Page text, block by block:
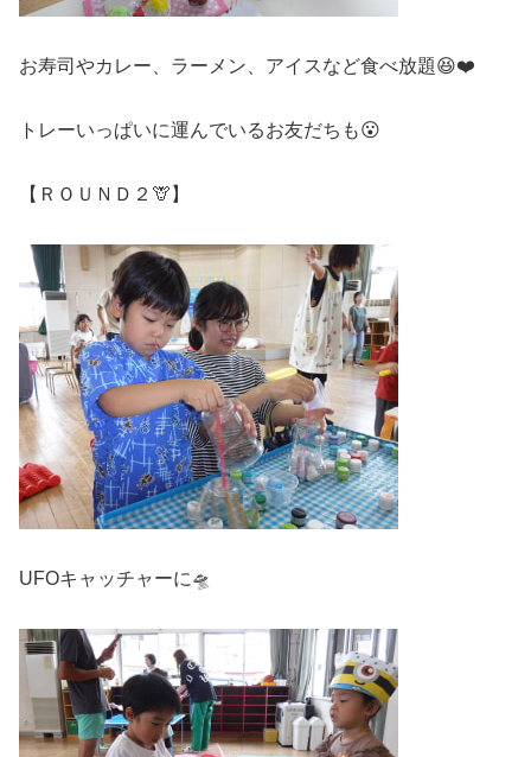
お寿司やカレー、ラーメン、アイスなど食べ放題😆❤️
トレーいっぱいに運んでいるお友だちも😮
【ＲＯＵＮＤ２🦒】
UFOキャッチャーに🛸